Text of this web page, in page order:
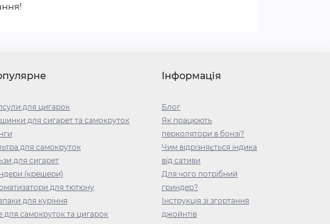
для цигарок
для сигарет та самокруток
для самокруток
для сигарет
(крешери)
для тютюну
для куріння
для самокруток та цигарок
Інформація
Блог
Як працюють
перколятори в бонзі?
Чим відрізняється індика
від сативи
Для чого потрібний
гриндер?
Інструкція зі згортання
джойнтів